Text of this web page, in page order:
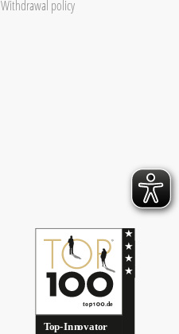
Withdrawal policy